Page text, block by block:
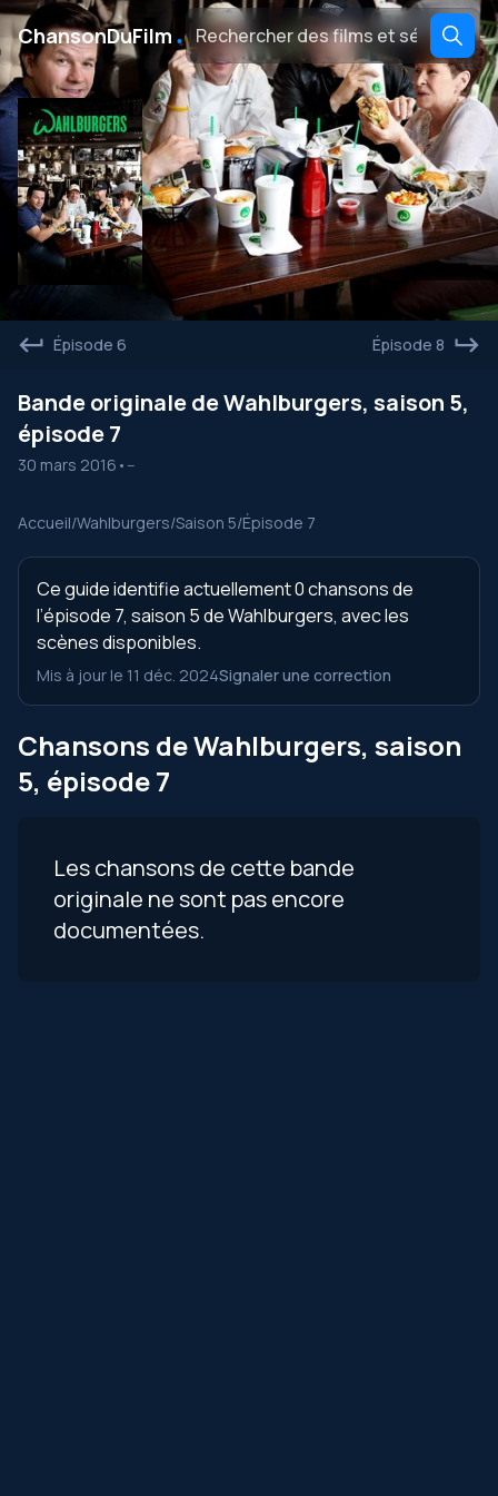
ChansonDuFilm ․
Épisode 6 Épisode 8
Bande originale de Wahlburgers, saison 5,
épisode 7
30 mars 2016 • --
Accueil/Wahlburgers/Saison 5/Épisode 7
Ce guide identifie actuellement 0 chansons de
l’épisode 7, saison 5 de Wahlburgers, avec les
scènes disponibles.
Mis à jour le 11 déc. 2024Signaler une correction
Chansons de Wahlburgers, saison
5, épisode 7
Les chansons de cette bande
originale ne sont pas encore
documentées.